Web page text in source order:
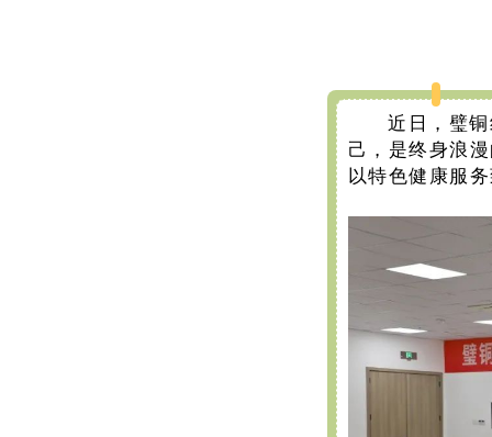
近日，璧
己，是终身浪
以特色健康服